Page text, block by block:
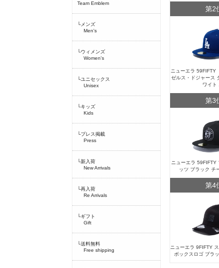
Team Emblem
└メンズ
Men's
└ウィメンズ
Women's
└ユニセックス
Unisex
└キッズ
Kids
└プレス掲載
Press
└新入荷
New Arrivals
└再入荷
Re Arrivals
└ギフト
Gift
└送料無料
Free shipping
第2
ニューエラ 59FIFTY
ゼルス・ドジャース
ワイト
第3
ニューエラ 59FIFTY
ッツ ブラック チ
第4
ニューエラ 9FIFTY
ボックスロゴ ブラ